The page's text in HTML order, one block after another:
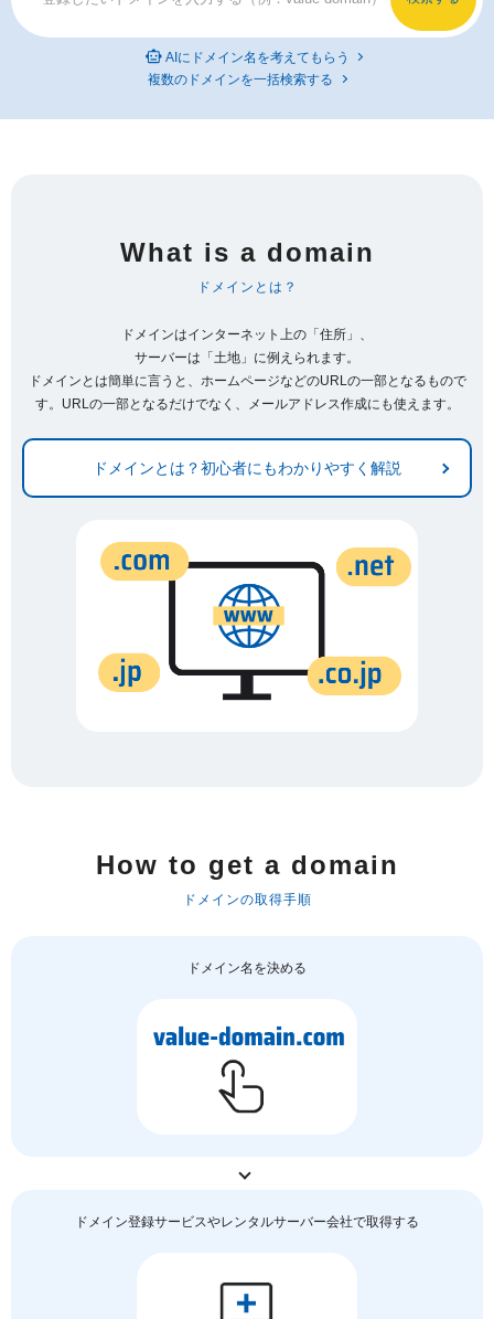
AIにドメイン名を考えてもらう
複数のドメインを一括検索する
What is a domain
ドメインとは？
ドメインはインターネット上の「住所」、
サーバーは「土地」に例えられます。
ドメインとは簡単に言うと、ホームページなどのURLの一部となるもので
す。URLの一部となるだけでなく、メールアドレス作成にも使えます。
ドメインとは？初心者にもわかりやすく解説
How to get a domain
ドメインの取得手順
ドメイン名を決める
ドメイン登録サービスやレンタルサーバー会社で取得する